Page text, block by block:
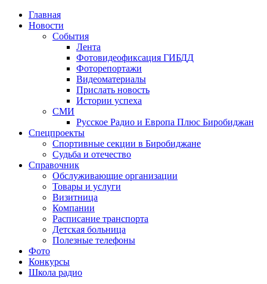
Главная
Новости
События
Лента
Фотовидеофиксация ГИБДД
Фоторепортажи
Видеоматериалы
Прислать новость
Истории успеха
СМИ
Русское Радио и Европа Плюс Биробиджан
Спецпроекты
Спортивные секции в Биробиджане
Судьба и отечество
Справочник
Обслуживающие организации
Товары и услуги
Визитница
Компании
Расписание транспорта
Детская больница
Полезные телефоны
Фото
Конкурсы
Школа радио